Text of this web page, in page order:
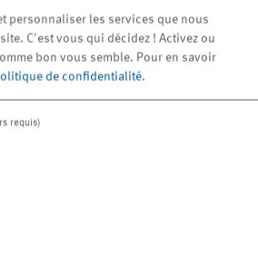
ve Gida
Saman Sitesi No. 78/A-Blok Dükkan
personnaliser les services que nous
C'est vous qui décidez ! Activez ou
bon vous semble. Pour en savoir
de confidentialité.
requis)